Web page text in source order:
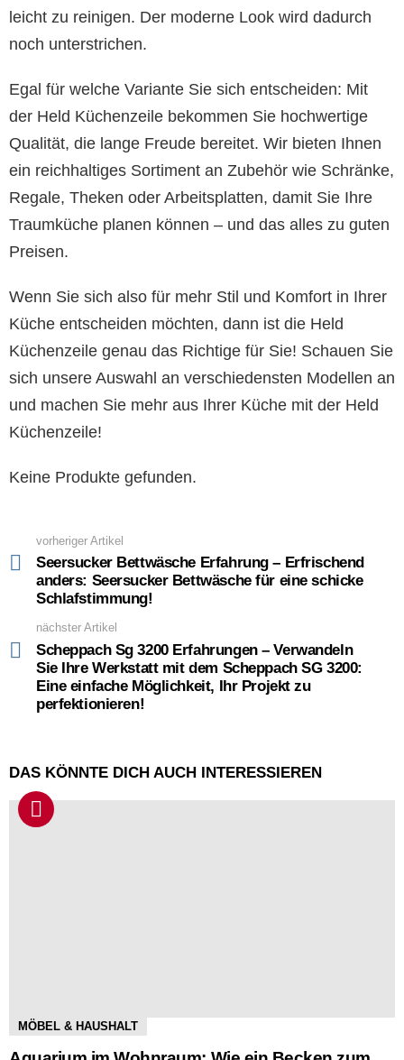
leicht zu reinigen. Der moderne Look wird dadurch
noch unterstrichen.
Egal für welche Variante Sie sich entscheiden: Mit
der Held Küchenzeile bekommen Sie hochwertige
Qualität, die lange Freude bereitet. Wir bieten Ihnen
ein reichhaltiges Sortiment an Zubehör wie Schränke,
Regale, Theken oder Arbeitsplatten, damit Sie Ihre
Traumküche planen können – und das alles zu guten
Preisen.
Wenn Sie sich also für mehr Stil und Komfort in Ihrer
Küche entscheiden möchten, dann ist die Held
Küchenzeile genau das Richtige für Sie! Schauen Sie
sich unsere Auswahl an verschiedensten Modellen an
und machen Sie mehr aus Ihrer Küche mit der Held
Küchenzeile!
Keine Produkte gefunden.
more
vorheriger Artikel
Seersucker Bettwäsche Erfahrung – Erfrischend
anders: Seersucker Bettwäsche für eine schicke
Schlafstimmung!
nächster Artikel
Scheppach Sg 3200 Erfahrungen – Verwandeln
Sie Ihre Werkstatt mit dem Scheppach SG 3200:
Eine einfache Möglichkeit, Ihr Projekt zu
perfektionieren!
DAS KÖNNTE DICH AUCH INTERESSIEREN
MÖBEL & HAUSHALT